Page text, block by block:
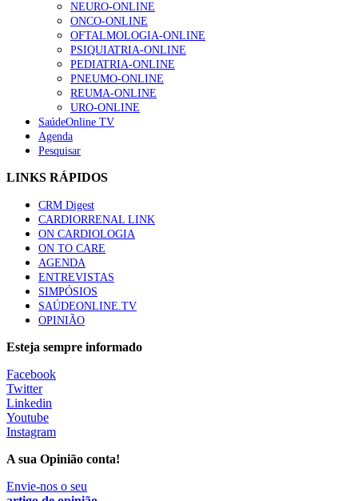
NEURO-ONLINE
ONCO-ONLINE
OFTALMOLOGIA-ONLINE
PSIQUIATRIA-ONLINE
PEDIATRIA-ONLINE
PNEUMO-ONLINE
REUMA-ONLINE
URO-ONLINE
SaúdeOnline TV
Agenda
Pesquisar
LINKS RÁPIDOS
CRM Digest
CARDIORRENAL LINK
ON CARDIOLOGIA
ON TO CARE
AGENDA
ENTREVISTAS
SIMPÓSIOS
SAÚDEONLINE.TV
OPINIÃO
Esteja sempre informado
Facebook
Twitter
Linkedin
Youtube
Instagram
A sua Opinião conta!
Envie-nos o seu